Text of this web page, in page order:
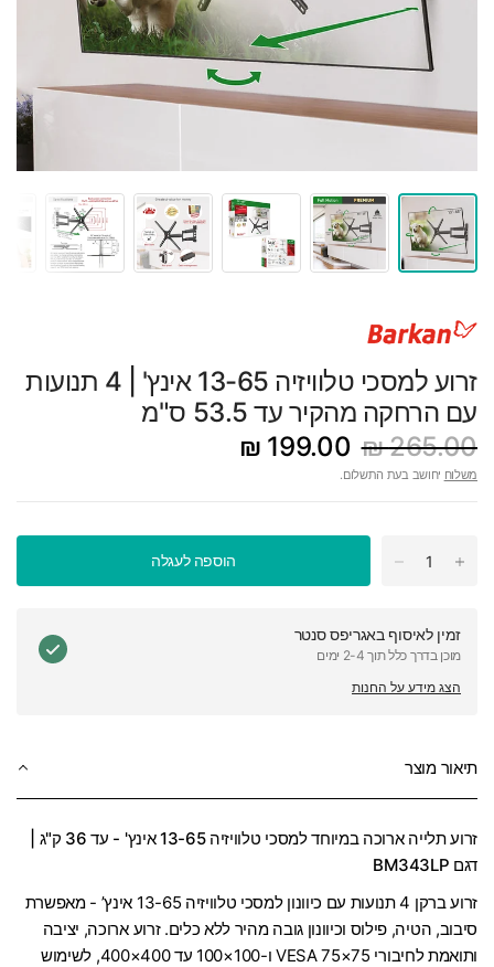
זרוע למסכי טלוויזיה 13-65 אינץ' | 4 תנועות
עם הרחקה מהקיר עד 53.5 ס"מ
265.00 ₪
199.00 ₪
משלוח יחושב בעת התשלום.
הוספה לעגלה
זמין לאיסוף באגריפס סנטר
מוכן בדרך כלל תוך 2-4 ימים
הצג מידע על החנות
תיאור מוצר
זרוע תלייה ארוכה במיוחד למסכי טלוויזיה 13-65 אינץ' - עד 36 ק"ג |
דגם BM343LP
זרוע ברקן 4 תנועות עם כיוונון למסכי טלוויזיה 13-65 אינץ’ - מאפשרת
סיבוב, הטיה, פילוס וכיוונון גובה מהיר ללא כלים. זרוע ארוכה, יציבה
ותואמת לחיבורי VESA 75×75 ו-100×100 עד 400×400, לשימוש